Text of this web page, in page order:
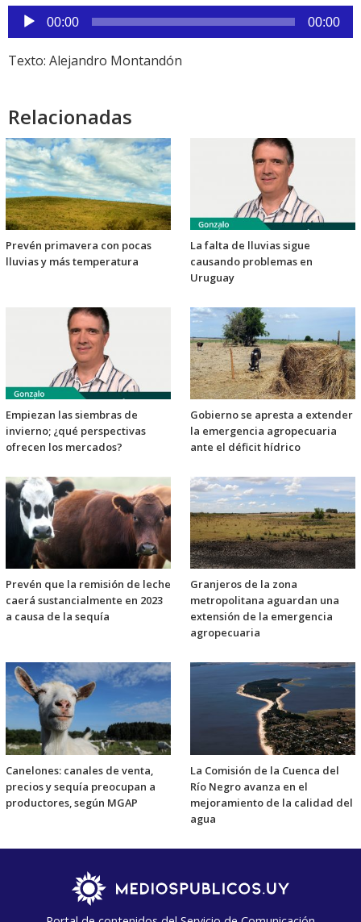
Reproductor
de
audio
00:00 00:00
Texto: Alejandro Montandón
Relacionadas
Prevén primavera con pocas
lluvias y más temperatura
La falta de lluvias sigue
causando problemas en
Uruguay
Empiezan las siembras de
invierno; ¿qué perspectivas
ofrecen los mercados?
Gobierno se apresta a extender
la emergencia agropecuaria
ante el déficit hídrico
Prevén que la remisión de leche
caerá sustancialmente en 2023
a causa de la sequía
Granjeros de la zona
metropolitana aguardan una
extensión de la emergencia
agropecuaria
Canelones: canales de venta,
precios y sequía preocupan a
productores, según MGAP
La Comisión de la Cuenca del
Río Negro avanza en el
mejoramiento de la calidad del
agua